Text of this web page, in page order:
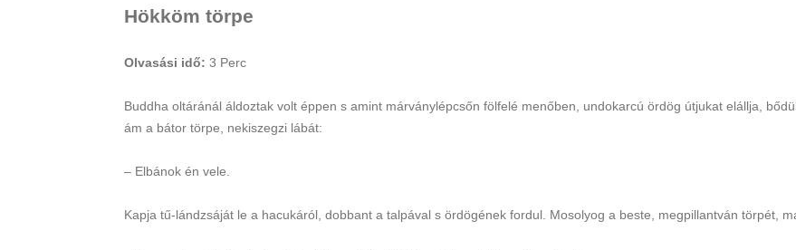
Hökköm törpe
Olvasási idő: 3 Perc
Buddha oltáránál áldoztak volt éppen s amint márványlépcsőn fölfelé menőben, undokarcú ördög útjukat elállja,
ám a bátor törpe, nekiszegzi lábát:
– Elbánok én vele.
Kapja tű-lándzsáját le a hacukáról, dobbant a talpával s ördögének fordul. Mosolyog a beste, megpillantván törpét,